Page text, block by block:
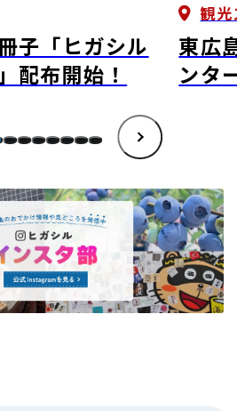
子「ヒガシル
配布開始！
観光
東広
ンタ